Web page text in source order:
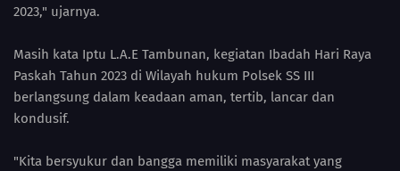
2023," ujarnya.
Masih kata Iptu L.A.E Tambunan, kegiatan Ibadah Hari Raya
Paskah Tahun 2023 di Wilayah hukum Polsek SS III
berlangsung dalam keadaan aman, tertib, lancar dan
kondusif.
"Kita bersyukur dan bangga memiliki masyarakat yang